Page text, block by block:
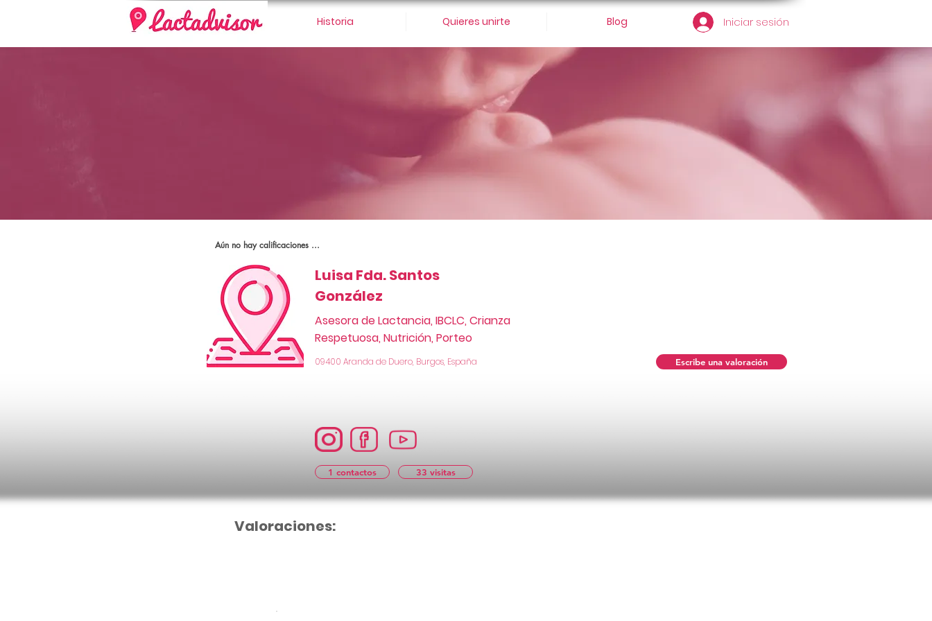
Iniciar sesión
Historia Quieres unirte Blog
Aún no hay calificaciones ...
Luisa Fda. Santos
González
Asesora de Lactancia, IBCLC, Crianza
Respetuosa, Nutrición, Porteo
09400 Aranda de Duero, Burgos, España
1 contactos 33 visitas
Escribe una valoración
Valoraciones: